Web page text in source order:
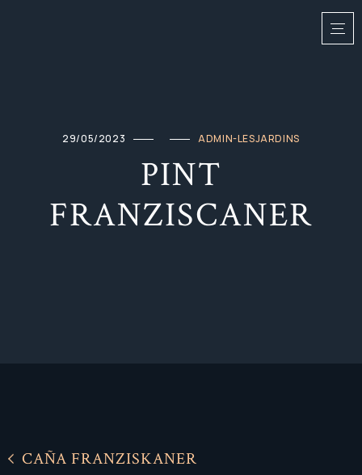
29/05/2023 ADMIN-LESJARDINS
PINT
FRANZISCANER
CAÑA FRANZISKANER